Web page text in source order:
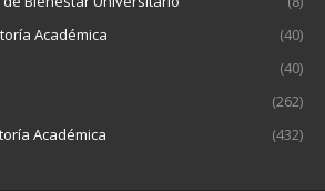
Académica
(40)
(40)
(262)
Académica
(432)